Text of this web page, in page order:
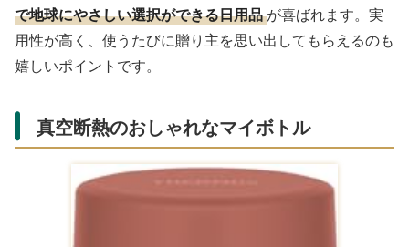
で地球にやさしい選択ができる日用品 が喜ばれます。実
用性が高く、使うたびに贈り主を思い出してもらえるのも
嬉しいポイントです。
真空断熱のおしゃれなマイボトル